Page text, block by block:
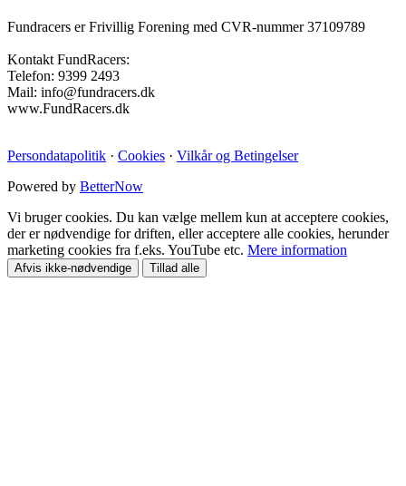
Fundracers er Frivillig Forening med CVR-nummer 37109789
Kontakt FundRacers:
Telefon: 9399 2493
Mail: info@fundracers.dk
www.FundRacers.dk
Persondatapolitik · Cookies · Vilkår og Betingelser
Powered by BetterNow
Vi bruger cookies. Du kan vælge mellem kun at acceptere cookies,
der er nødvendige for driften, eller acceptere alle cookies, herunder
marketing cookies fra f.eks. YouTube etc. Mere information
Afvis ikke-nødvendige Tillad alle